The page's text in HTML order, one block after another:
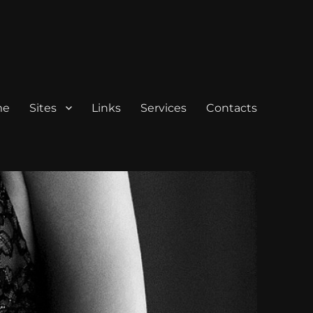
Sites Links Services Contacts